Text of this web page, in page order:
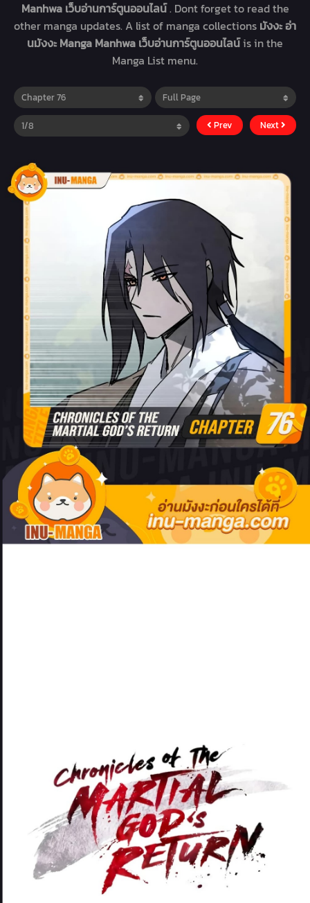
Manhwa เว็บอ่านการ์ตูนออนไลน์. Dont forget to read the
other manga updates. A list of manga collections มังงะ อ่า
นมังงะ Manga Manhwa เว็บอ่านการ์ตูนออนไลน์is in the
Manga List menu.
Prev Next